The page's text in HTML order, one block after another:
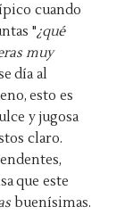
cuando
"¿qué
muy
día al
esto es
y jugosa
claro.
que este
buenísimas.